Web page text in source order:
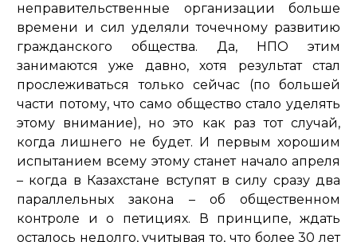
неправительственные организации больше
времени и сил уделяли точечному развитию
гражданского общества. Да, НПО этим
занимаются уже давно, хотя результат стал
прослеживаться только сейчас (по большей
части потому, что само общество стало уделять
этому внимание), но это как раз тот случай,
когда лишнего не будет. И первым хорошим
испытанием всему этому станет начало апреля
– когда в Казахстане вступят в силу сразу два
параллельных закона – об общественном
контроле и о петициях. В принципе, ждать
осталось недолго, учитывая то, что более 30 лет